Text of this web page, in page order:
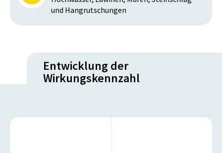
und Hangrutschungen
Entwicklung der
Wirkungskennzahl